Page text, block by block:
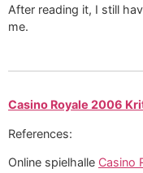
After reading it, I still
me.
Casino Royale 2006
References:
Online spielhalle Casino